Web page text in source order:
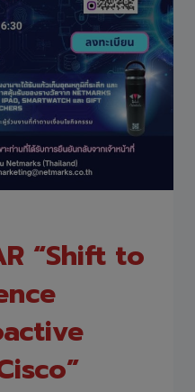
“Shift to